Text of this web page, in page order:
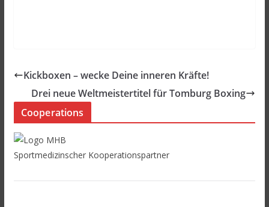
Kickboxen – wecke Deine inneren Kräfte!
Drei neue Weltmeistertitel für Tomburg Boxing
Cooperations
Sportmedizinscher Kooperationspartner